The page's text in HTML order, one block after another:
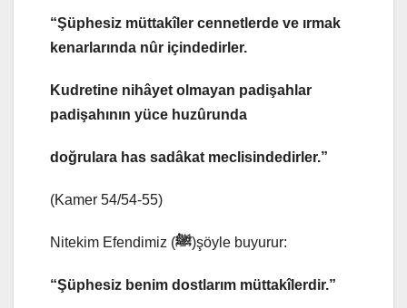
“Şüphesiz müttakîler cennetlerde ve ırmak
kenarlarında nûr içindedirler.
Kudretine nihâyet olmayan padişahlar
padişahının yüce huzûrunda
doğrulara has sadâkat meclisindedirler.”
(Kamer 54/54-55)
Nitekim Efendimiz (ﷺ)şöyle buyurur:
“Şüphesiz benim dostlarım müttakîlerdir.”